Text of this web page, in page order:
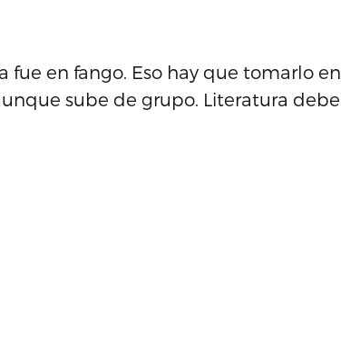
fue en fango. Eso hay que tomarlo en
sube de grupo. Literatura debe